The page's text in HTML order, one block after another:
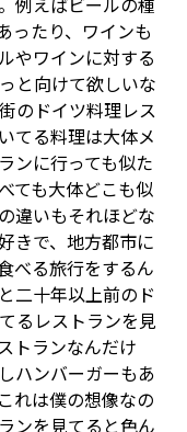
ったり、ワインも
やワインに対する
と向けて欲しいな
のドイツ料理レス
てる料理は大体メ
ンに行っても似た
ても大体どこも似
違いもそれほどな
きで、地方都市に
べる旅行をするん
二十年以上前のド
るレストランを見
トランなんだけ
ハンバーガーもあ
れは僕の想像なの
ンを見てると色ん